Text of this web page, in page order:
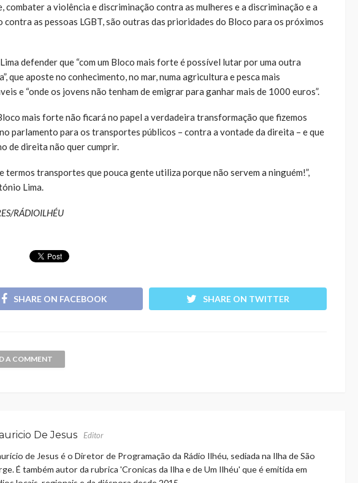
combater a violência e discriminação contra as mulheres e a discriminação e a
contra as pessoas LGBT, são outras das prioridades do Bloco para os próximos
defender que “com um Bloco mais forte é possível lutar por uma outra
que aposte no conhecimento, no mar, numa agricultura e pesca mais
e “onde os jovens não tenham de emigrar para ganhar mais de 1000 euros”.
mais forte não ficará no papel a verdadeira transformação que fizemos
parlamento para os transportes públicos – contra a vontade da direita – e que
de direita não quer cumprir.
termos transportes que pouca gente utiliza porque não servem a ninguém!”,
Lima.
RÁDIOILHÉU
SHARE ON FACEBOOK SHARE ON TWITTER
A COMMENT
De Jesus Editor
de Jesus é o Diretor de Programação da Rádio Ilhéu, sediada na Ilha de São
É também autor da rubrica 'Cronicas da Ilha e de Um Ilhéu' que é emitida em